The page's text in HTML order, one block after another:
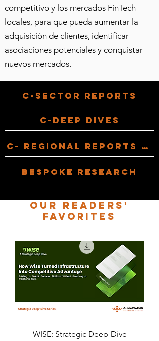
competitivo y los mercados FinTech
locales, para que pueda aumentar la
adquisición de clientes, identificar
asociaciones potenciales y conquistar
nuevos mercados.
C-Sector Reports
C-Deep dives
c- regional reports and country profiles
Bespoke research
our readers'
favorites
WISE: Strategic Deep-Dive